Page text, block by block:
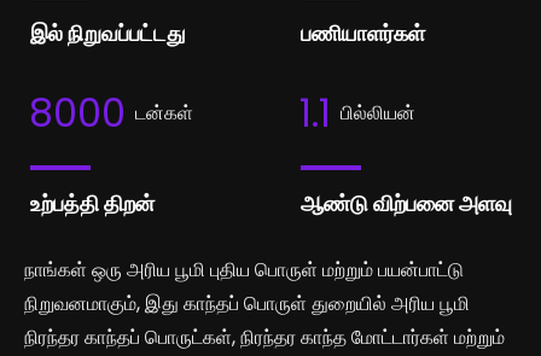
இல் நிறுவப்பட்டது பணியாளர்கள்
8000 டன்கள்
உற்பத்தி திறன்
1.1 பில்லியன்
ஆண்டு விற்பனை அளவு
நாங்கள் ஒரு அரிய பூமி புதிய பொருள் மற்றும் பயன்பாட்டு
நிறுவனமாகும், இது காந்தப் பொருள் துறையில் அரிய பூமி
நிரந்தர காந்தப் பொருட்கள், நிரந்தர காந்த மோட்டார்கள் மற்றும்